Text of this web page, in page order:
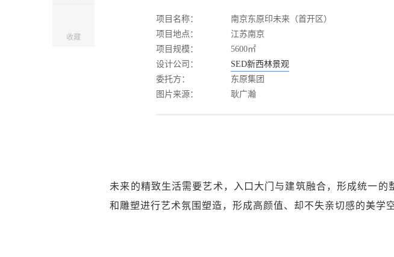
收藏
项目名称：
南京东原印未来（首开区）
项目地点：
江苏南京
项目规模：
5600㎡
设计公司：
SED新西林景观
委托方：
东原集团
图片来源：
耿广瀚
未来的精致生活需要艺术，入口大门与建筑融合，形成统一的
和雕塑进行艺术氛围塑造，形成高颜值、却不失亲切感的美学空